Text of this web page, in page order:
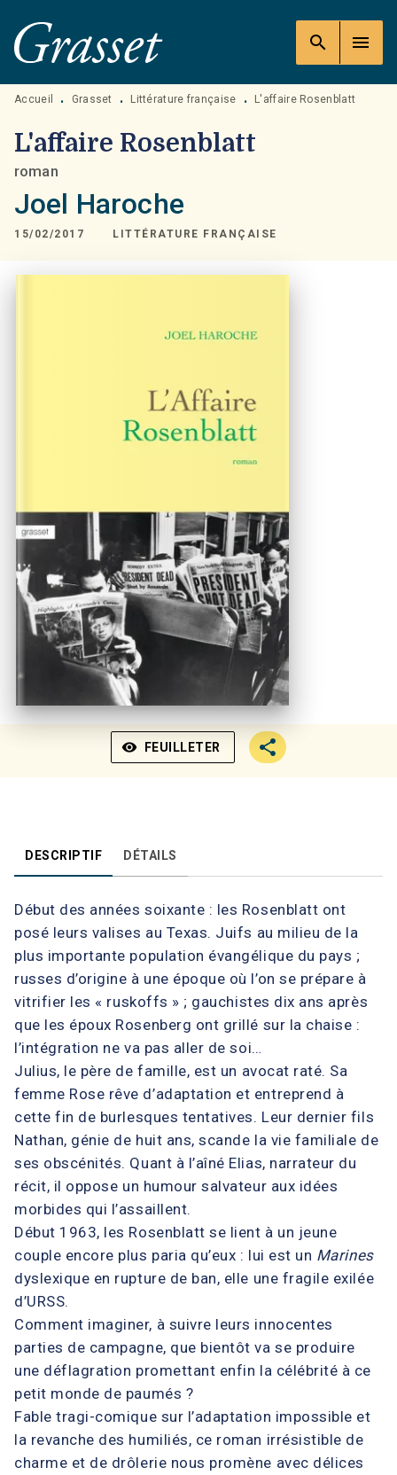
MENU RECHERCHE
PIED DE PAGE
search menu
Accueil • Grasset • Littérature française • L'affaire Rosenblatt
L'affaire Rosenblatt
roman
Joel Haroche
15/02/2017 LITTÉRATURE FRANÇAISE
visibility FEUILLETER
DESCRIPTIF DÉTAILS
Début des années soixante : les Rosenblatt ont
posé leurs valises au Texas. Juifs au milieu de la
plus importante population évangélique du pays ;
russes d’origine à une époque où l’on se prépare à
vitrifier les « ruskoffs » ; gauchistes dix ans après
que les époux Rosenberg ont grillé sur la chaise :
l’intégration ne va pas aller de soi…
Julius, le père de famille, est un avocat raté. Sa
femme Rose rêve d’adaptation et entreprend à
cette fin de burlesques tentatives. Leur dernier fils
Nathan, génie de huit ans, scande la vie familiale de
ses obscénités. Quant à l’aîné Elias, narrateur du
récit, il oppose un humour salvateur aux idées
morbides qui l’assaillent.
Début 1963, les Rosenblatt se lient à un jeune
couple encore plus paria qu’eux : lui est un Marines
dyslexique en rupture de ban, elle une fragile exilée
d’URSS.
Comment imaginer, à suivre leurs innocentes
parties de campagne, que bientôt va se produire
une déflagration promettant enfin la célébrité à ce
petit monde de paumés ?
Fable tragi-comique sur l’adaptation impossible et
la revanche des humiliés, ce roman irrésistible de
charme et de drôlerie nous promène avec délices